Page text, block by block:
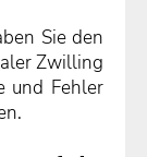
Sie den
Zwilling
und Fehler